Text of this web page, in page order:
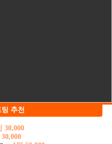
추천
30,000
30,000